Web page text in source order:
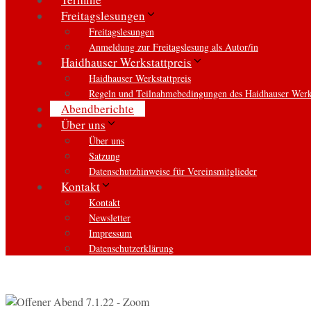
Freitagslesungen
Freitagslesungen
Anmeldung zur Freitagslesung als Autor/in
Haidhauser Werkstattpreis
Haidhauser Werkstattpreis
Regeln und Teilnahmebedingungen des Haidhauser
Abendberichte
Über uns
Über uns
Satzung
Datenschutzhinweise für Vereinsmitglieder
Kontakt
Kontakt
Newsletter
Impressum
Datenschutzerklärung